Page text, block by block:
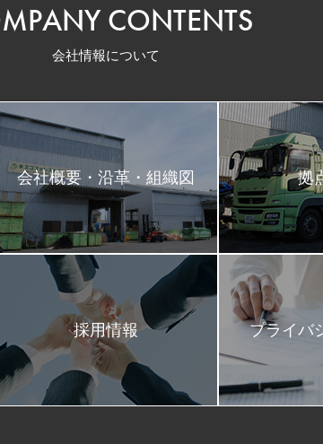
CONTENTS
会社情報について
会社概要・沿革・組織図 拠
採用情報 プライバ